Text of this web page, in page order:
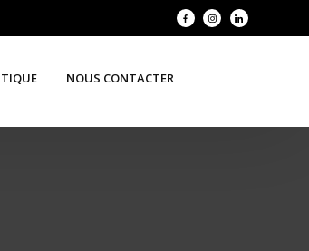
NOUS CONTACTER